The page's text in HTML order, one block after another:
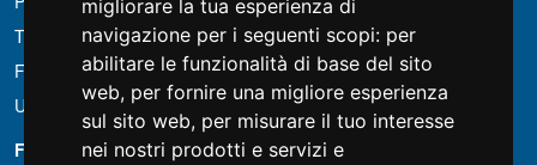
migliorare la tua esperienza di
navigazione per i seguenti scopi: per
abilitare le funzionalità di base del sito
web, per fornire una migliore esperienza
sul sito web, per misurare il tuo interesse
nei nostri prodotti e servizi e
Trovato a meno?
Finanziamento
Usato
FOTOCOLOMBO.IT